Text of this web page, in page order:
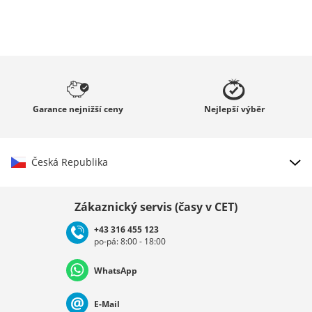
Garance nejnižší ceny Nejlepšívýběr
Česká Republika
Deutschland Österreich
Zákaznický servis (časy v CET)
+43 316 455 123
po-pá: 8:00 - 18:00
WhatsApp
E-Mail